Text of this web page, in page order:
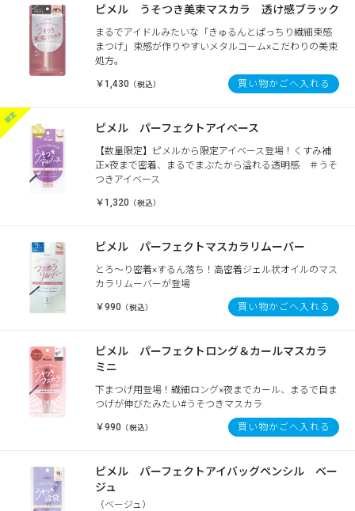
ピメル うそつき美束マスカラ 透け感ブラック
まるでアイドルみたいな「きゅるんとぱっちり繊細束感
まつげ」束感が作りやすいメタルコーム×こだわりの美束
処方。
￥1,430 （税込） 買い物かごへ入れる
ピメル パーフェクトアイベース
【数量限定】ピメルから限定アイベース登場！くすみ補
正×夜まで密着、まるでまぶたから溢れる透明感 ＃うそ
つきアイベース
￥1,320 （税込）
ピメル パーフェクトマスカラリムーバー
とろ～り密着×するん落ち！高密着ジェル状オイルのマス
カラリムーバーが登場
￥990 （税込） 買い物かごへ入れる
ピメル パーフェクトロング＆カールマスカラ
ミニ
下まつげ用登場！繊細ロング×夜までカール、まるで自ま
つげが伸びたみたい#うそつきマスカラ
￥990 （税込） 買い物かごへ入れる
ピメル パーフェクトアイバッグペンシル ベー
ジュ
（ベージュ）